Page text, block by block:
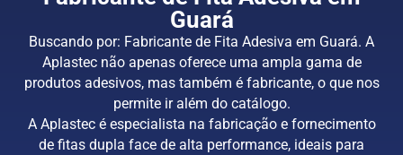
Guará
Buscando por: Fabricante de Fita Adesiva em Guará. A
Aplastec não apenas oferece uma ampla gama de
produtos adesivos, mas também é fabricante, o que nos
permite ir além do catálogo.
A Aplastec é especialista na fabricação e fornecimento
de fitas dupla face de alta performance, ideais para